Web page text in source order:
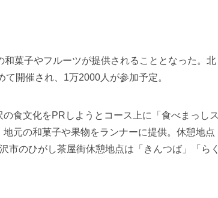
菓子やフルーツが提供されることとなった。北
開催され、1万2000人が参加予定。
食文化をPRしようとコース上に「食べまっしス
元の和菓子や果物をランナーに提供。休憩地点
市のひがし茶屋街休憩地点は「きんつば」「らく